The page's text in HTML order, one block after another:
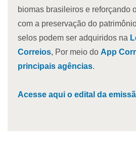
biomas brasileiros e reforçando
com a preservação do
selos podem ser adquiridos na
Correios, Por meio do App
principais agências.
Acesse aqui o edital da